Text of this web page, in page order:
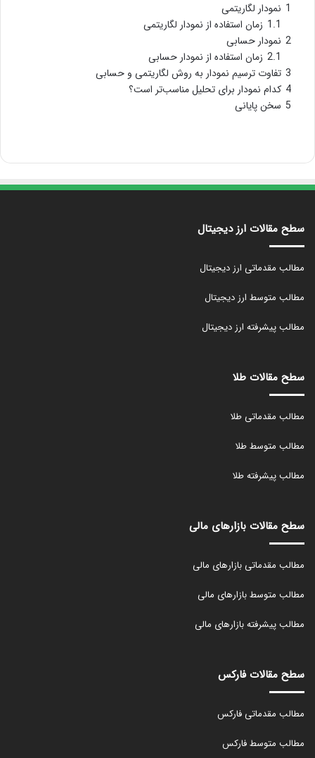
1 نمودار لگاریتمی
1.1 زمان استفاده از نمودار لگاریتمی
2 نمودار حسابی
2.1 زمان استفاده از نمودار حسابی
3 تفاوت ترسیم نمودار به روش لگاریتمی و حسابی
4 کدام نمودار برای تحلیل مناسب‌تر است؟
5 سخن پایانی
سطح مقالات ارز دیجیتال
مطالب مقدماتی ارز دیجیتال
مطالب متوسط ارز دیجیتال
مطالب پیشرفته ارز دیجیتال
سطح مقالات طلا
مطالب مقدماتی طلا
مطالب متوسط طلا
مطالب پیشرفته طلا
سطح مقالات بازارهای مالی
مطالب مقدماتی بازارهای مالی
مطالب متوسط بازارهای مالی
مطالب پیشرفته بازارهای مالی
سطح مقالات فارکس
مطالب مقدماتی فارکس
مطالب متوسط فارکس